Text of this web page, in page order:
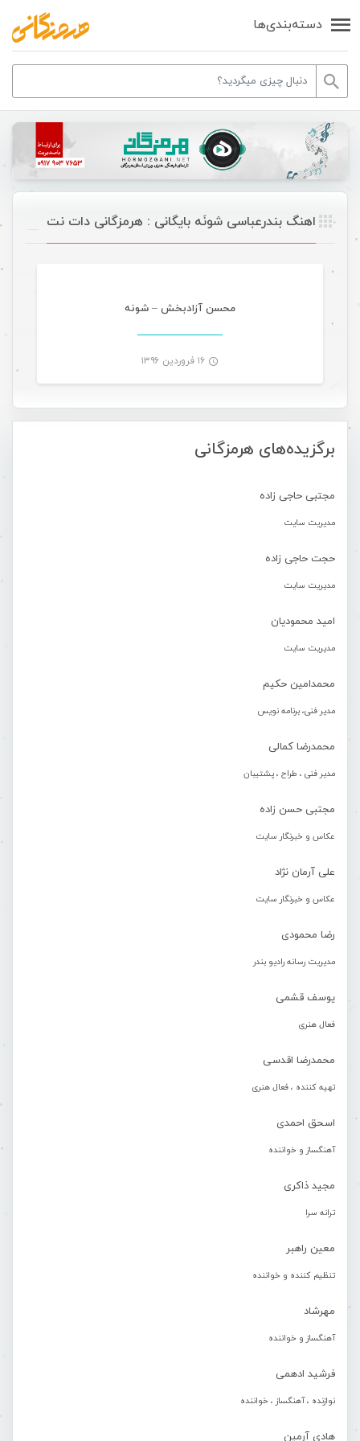
دسته‌بندی‌ها
برگزیده‌های هرمزگانی
مجتبی حاجی زاده
مدیریت سایت
حجت حاجی زاده
مدیریت سایت
امید محمودیان
مدیریت سایت
محمدامین حکیم
مدیر فنی، برنامه نویس
محمدرضا کمالی
مدیر فنی ، طراح ، پشتیبان
مجتبی حسن زاده
عکاس و خبرنگار سایت
علی آرمان نژاد
عکاس و خبرنگار سایت
رضا محمودی
مدیریت رسانه رادیو بندر
یوسف قشمی
فعال هنری
محمدرضا اقدسی
تهیه کننده ، فعال هنری
اسحق احمدی
آهنگساز و خواننده
مجید ذاکری
ترانه سرا
معین راهبر
تنظیم کننده و خواننده
مهرشاد
آهنگساز و خواننده
فرشید ادهمی
نوازنده ، آهنگساز ، خواننده
هادی آرمین
اهنگ بندرعباسی شونَه بایگانی : هرمزگانی دات نت
محسن آزادبخش – شونه
۱۶ فروردین ۱۳۹۶